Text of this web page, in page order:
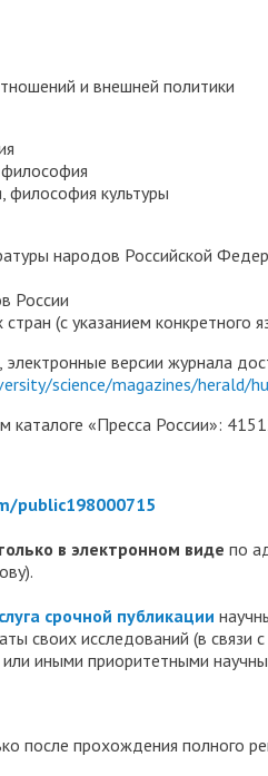
и внешней политики
философия
философия культуры
народов Российской
России
(с указанием конкретного
версии журнала
science/magazines/herald/
«Пресса России»:
public198000715
в электронном виде по
срочной публикации
своих исследований (в связи
иными приоритетными
после прохождения полного